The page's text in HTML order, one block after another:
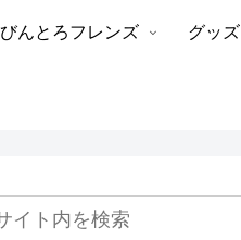
びんとろフレンズ グッズ